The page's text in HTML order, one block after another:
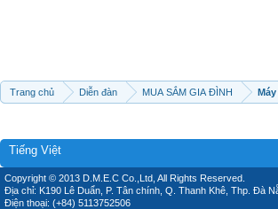
Trang chủ Diễn đàn MUA SẮM GIA ĐÌNH
Tiếng Việt
Copyright © 2013 D.M.E.C Co.,Ltd, All Rights Reserved.
Địa chỉ: K190 Lê Duẩn, P. Tân chính, Q. Thanh Khê, Thp. Đà
Điện thoại: (+84) 5113752506